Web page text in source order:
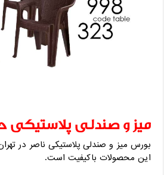
میز و صندلی پلاستیکی
بورس میز و صندلی پلاستیکی ناصر در
این محصولات باکیفیت است.